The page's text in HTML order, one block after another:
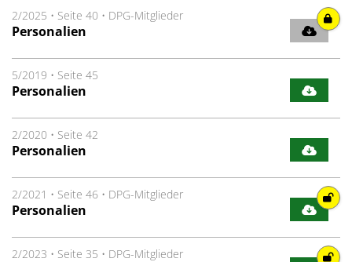
2/2025 • Seite 40 • DPG-Mitglieder
Personalien
5/2019 • Seite 45
Personalien
2/2020 • Seite 42
Personalien
2/2021 • Seite 46 • DPG-Mitglieder
Personalien
2/2023 • Seite 35 • DPG-Mitglieder